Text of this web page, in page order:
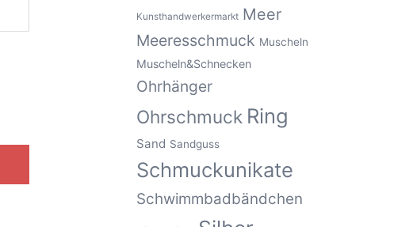
Kunsthandwerkermarkt Meer
Meeresschmuck Muscheln
Muscheln&Schnecken
Ohrhänger
Ohrschmuck Ring
Sand Sandguss
Schmuckunikate
Schwimmbadbändchen